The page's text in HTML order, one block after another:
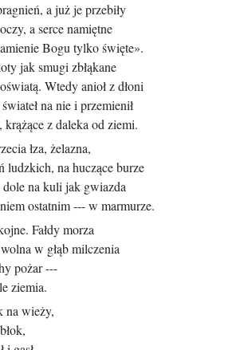
a już je przebiły
a serce namiętne
Bogu tylko święte».
jak smugi zbłąkane
Wtedy anioł z dłoni
na nie i przemienił
krążące z daleka od ziemi.
łza, żelazna,
ludzkich, na huczące burze
dole na kuli jak gwiazda
ostatnim --- w marmurze.
Fałdy morza
w głąb milczenia
pożar ---
ziemia.
na wieży,